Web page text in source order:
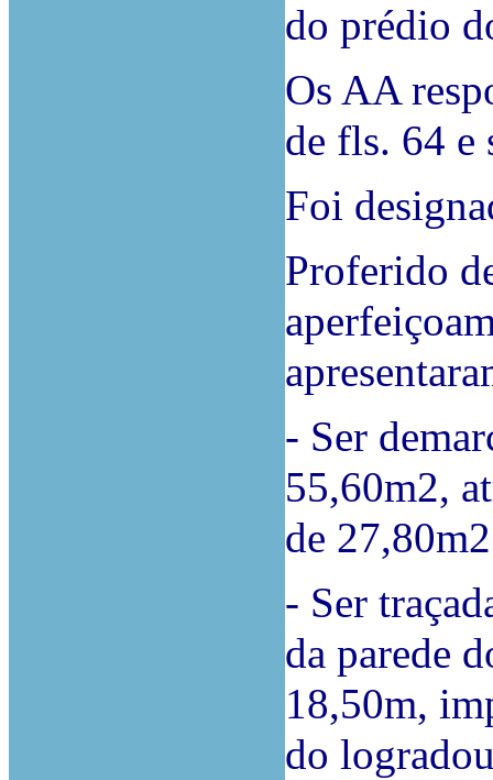
do prédio
Os AA
de fls. 64 e
Foi
Proferido
- Ser
55,60m2,
de
- Ser
da parede
18,50m,
do